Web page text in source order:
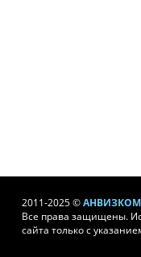
2011-2025 ©
Все права защищены.
сайта только с